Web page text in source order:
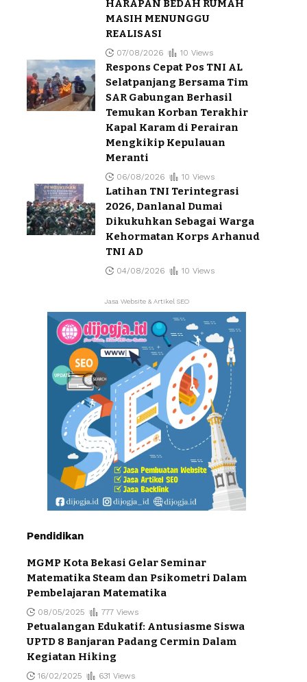
HARAPAN BEDAH RUMAH
MASIH MENUNGGU
REALISASI
07/08/2026 10 Views
Respons Cepat Pos TNI AL
Selatpanjang Bersama Tim
SAR Gabungan Berhasil
Temukan Korban Terakhir
Kapal Karam di Perairan
Mengkikip Kepulauan
Meranti
06/08/2026 10 Views
Latihan TNI Terintegrasi
2026, Danlanal Dumai
Dikukuhkan Sebagai Warga
Kehormatan Korps Arhanud
TNI AD
04/08/2026 10 Views
Jasa Website & Artikel SEO
Pendidikan
MGMP Kota Bekasi Gelar Seminar
Matematika Steam dan Psikometri Dalam
Pembelajaran Matematika
08/05/2025 777 Views
Petualangan Edukatif: Antusiasme Siswa
UPTD 8 Banjaran Padang Cermin Dalam
Kegiatan Hiking
16/02/2025 631 Views